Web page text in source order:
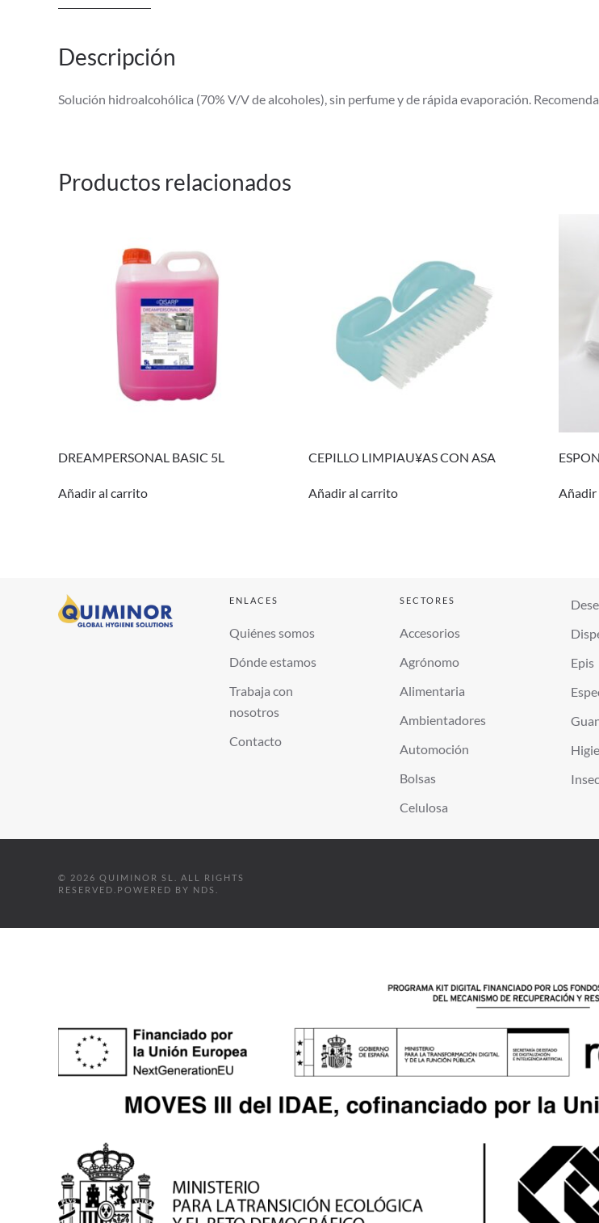
Descripción
Solución hidroalcohólica (70% V/V de alcoholes), sin perfume y de rápida evaporación.
Productos relacionados
DREAMPERSONAL BASIC 5L
Añadir al carrito
CEPILLO LIMPIAU¥AS CON ASA
Añadir al carrito Añadir
ENLACES
Quiénes somos
Dónde estamos
Trabaja con
nosotros
Contacto
SECTORES
Accesorios
Agrónomo
Alimentaria
Ambientadores
Automoción
Bolsas
Celulosa
Epis
© 2026 QUIMINOR SL. ALL RIGHTS
RESERVED. POWERED BY NDS